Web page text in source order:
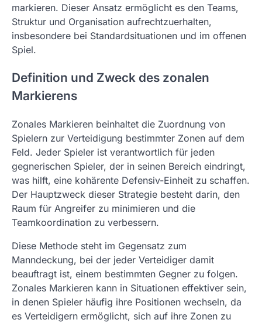
markieren. Dieser Ansatz ermöglicht es den Teams,
Struktur und Organisation aufrechtzuerhalten,
insbesondere bei Standardsituationen und im offenen
Spiel.
Definition und Zweck des zonalen
Markierens
Zonales Markieren beinhaltet die Zuordnung von
Spielern zur Verteidigung bestimmter Zonen auf dem
Feld. Jeder Spieler ist verantwortlich für jeden
gegnerischen Spieler, der in seinen Bereich eindringt,
was hilft, eine kohärente Defensiv-Einheit zu schaffen.
Der Hauptzweck dieser Strategie besteht darin, den
Raum für Angreifer zu minimieren und die
Teamkoordination zu verbessern.
Diese Methode steht im Gegensatz zum
Manndeckung, bei der jeder Verteidiger damit
beauftragt ist, einem bestimmten Gegner zu folgen.
Zonales Markieren kann in Situationen effektiver sein,
in denen Spieler häufig ihre Positionen wechseln, da
es Verteidigern ermöglicht, sich auf ihre Zonen zu